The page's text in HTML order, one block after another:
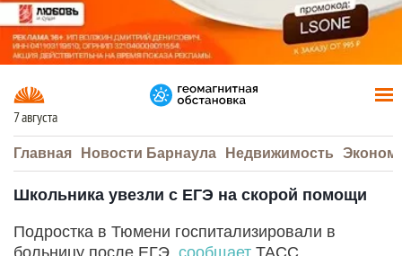
7 августа
Главная Новости Барнаула Недвижимость
Школьника увезли с ЕГЭ на скорой помощи
Подростка в Тюмени госпитализировали в
больницу после ЕГЭ, сообщает ТАСС.